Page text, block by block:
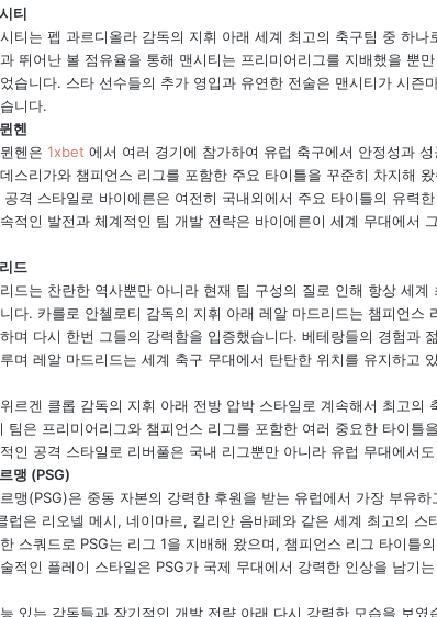
티
티는 펩 과르디올라 감독의 지휘 아래 세계 최고의 축구팀 중 하나
뛰어난 볼 점유율을 통해 맨시티는 프리미어리그를 지배했을 뿐
습니다. 스타 선수들의 추가 영입과 유연한 전술은 맨시티가 시즌
니다.
헨
헨은 1xbet 에서 여러 경기에 참가하여 유럽 축구에서 안정성과
스리가와 챔피언스 리그를 포함한 주요 타이틀을 꾸준히 차지해
격 스타일로 바이에른은 여전히 국내외에서 주요 타이틀의 유력
적인 발전과 체계적인 팀 개발 전략은 바이에른이 세계 무대에서
드
드는 찬란한 역사뿐만 아니라 현재 팀 구성의 질로 인해 항상 세계
다. 카를로 안첼로티 감독의 지휘 아래 레알 마드리드는 챔피언스
며 다시 한번 그들의 강력함을 입증했습니다. 베테랑들의 경험과
며 레알 마드리드는 세계 축구 무대에서 탄탄한 위치를 유지하고
르겐 클롭 감독의 지휘 아래 전방 압박 스타일로 계속해서 최고의
팀은 프리미어리그와 챔피언스 리그를 포함한 여러 중요한 타이틀
인 공격 스타일로 리버풀은 국내 리그뿐만 아니라 유럽 무대에서
맹 (PSG)
맹(PSG)은 중동 자본의 강력한 후원을 받는 유럽에서 가장 부유
럽은 리오넬 메시, 네이마르, 킬리안 음바페와 같은 세계 최고의 스
스쿼드로 PSG는 리그 1을 지배해 왔으며, 챔피언스 리그 타이틀
적인 플레이 스타일은 PSG가 국제 무대에서 강력한 인상을 남기
있는 감독들과 장기적인 개발 전략 아래 다시 강력한 모습을 보였